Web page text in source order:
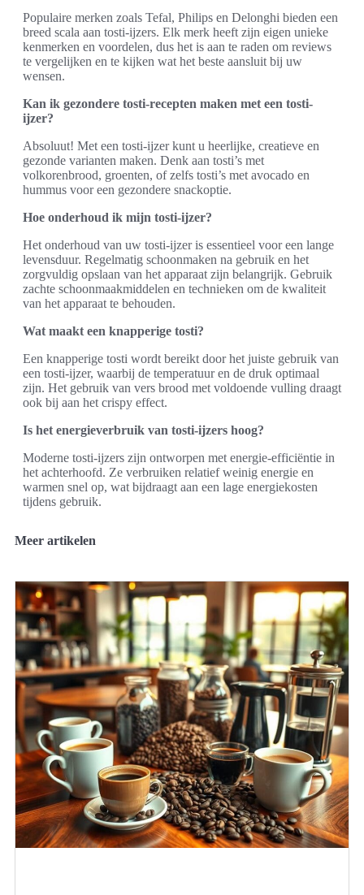
Populaire merken zoals Tefal, Philips en Delonghi bieden een
breed scala aan tosti-ijzers. Elk merk heeft zijn eigen unieke
kenmerken en voordelen, dus het is aan te raden om reviews
te vergelijken en te kijken wat het beste aansluit bij uw
wensen.
Kan ik gezondere tosti-recepten maken met een tosti-
ijzer?
Absoluut! Met een tosti-ijzer kunt u heerlijke, creatieve en
gezonde varianten maken. Denk aan tosti’s met
volkorenbrood, groenten, of zelfs tosti’s met avocado en
hummus voor een gezondere snackoptie.
Hoe onderhoud ik mijn tosti-ijzer?
Het onderhoud van uw tosti-ijzer is essentieel voor een lange
levensduur. Regelmatig schoonmaken na gebruik en het
zorgvuldig opslaan van het apparaat zijn belangrijk. Gebruik
zachte schoonmaakmiddelen en technieken om de kwaliteit
van het apparaat te behouden.
Wat maakt een knapperige tosti?
Een knapperige tosti wordt bereikt door het juiste gebruik van
een tosti-ijzer, waarbij de temperatuur en de druk optimaal
zijn. Het gebruik van vers brood met voldoende vulling draagt
ook bij aan het crispy effect.
Is het energieverbruik van tosti-ijzers hoog?
Moderne tosti-ijzers zijn ontworpen met energie-efficiëntie in
het achterhoofd. Ze verbruiken relatief weinig energie en
warmen snel op, wat bijdraagt aan een lage energiekosten
tijdens gebruik.
Meer artikelen